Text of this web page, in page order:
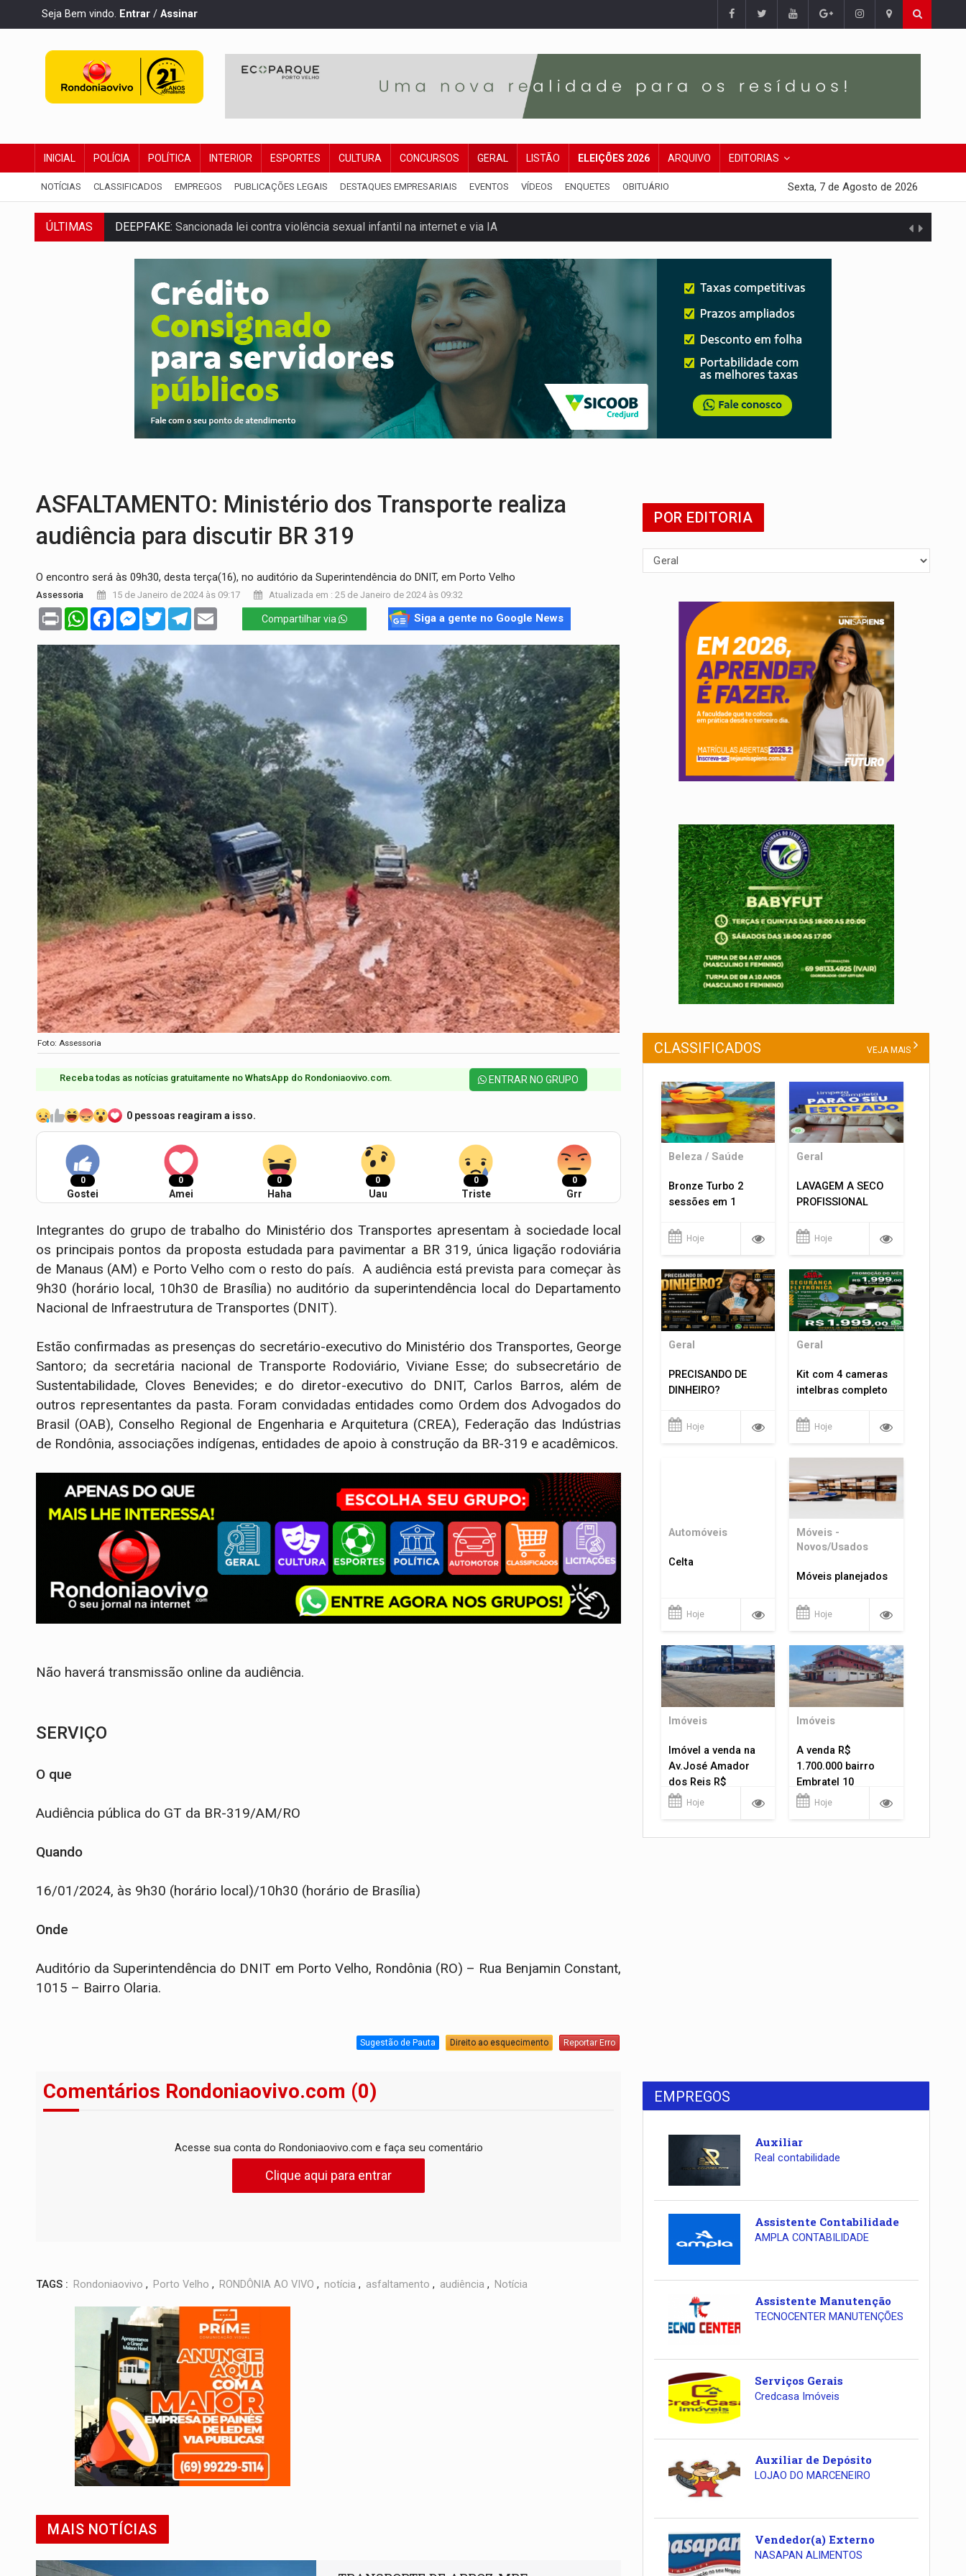
Seja Bem vindo. Entrar / Assinar
INICIAL POLÍCIA POLÍTICA INTERIOR ESPORTES CULTURA CONCURSOS GERAL LISTÃO ELEIÇÕES 2026 ARQUIVO EDITORIAS
NOTÍCIAS CLASSIFICADOS EMPREGOS PUBLICAÇÕES LEGAIS DESTAQUES EMPRESARIAIS EVENTOS VÍDEOS ENQUETES OBITUÁRIO Sexta, 7 de Agosto de 2026
ÚLTIMAS DEEPFAKE: Sancionada lei contra violência sexual infantil na internet e via IA
COLEGIADO:Brasil e Rússia discutem energia nuclear, defesa e ciência em Brasília
URGENTE:Colisão entre caminhão e carro deixa quatro mortos e um em estado grave na BR
ENCONTRO: Amazônia Negra ganha projeção nacional com participação de Marcela Bonfim
PREVISÃO: Porto Velho tem chances de chuvas isoladas nesta sexta-feira (7)
SINDICATOS UNIDOS: Assembleia Geral delibera greve da educação municipal em Porto Velho
PROCESSO SELETIVO:Rondoniaovivo abre oficina de Comunicação com oportunidade de integrar equipe
AGOSTO LILÁS:MPRO lança de portal e promove reflexão sobre trajetória da Lei Maria da Penha
ASFALTAMENTO: Ministério dos Transporte realiza
audiência para discutir BR 319
O encontro será às 09h30, desta terça(16), no auditório da Superintendência do DNIT, em Porto Velho
Assessoria 15 de Janeiro de 2024 às 09:17 Atualizada em : 25 de Janeiro de 2024 às 09:32
Print WhatsAppFacebookMessenger
TwitterTelegram Compartilhar via Siga a gente no Google News
Foto: Assessoria
Receba todas as notícias gratuitamente no WhatsApp do Rondoniaovivo.com.​ ENTRAR NO GRUPO
0 pessoas reagiram a isso.
0
Gostei
0
Amei
0
Haha
0
Uau
0
Triste
0
Grr
Integrantes do grupo de trabalho do Ministério dos Transportes apresentam à sociedade local
os principais pontos da proposta estudada para pavimentar a BR 319, única ligação rodoviária
de Manaus (AM) e Porto Velho com o resto do país. A audiência está prevista para começar às
9h30 (horário local, 10h30 de Brasília) no auditório da superintendência local do Departamento
Nacional de Infraestrutura de Transportes (DNIT).
Estão confirmadas as presenças do secretário-executivo do Ministério dos Transportes, George
Santoro; da secretária nacional de Transporte Rodoviário, Viviane Esse; do subsecretário de
Sustentabilidade, Cloves Benevides; e do diretor-executivo do DNIT, Carlos Barros, além de
outros representantes da pasta. Foram convidadas entidades como Ordem dos Advogados do
Brasil (OAB), Conselho Regional de Engenharia e Arquitetura (CREA), Federação das Indústrias
de Rondônia, associações indígenas, entidades de apoio à construção da BR-319 e acadêmicos.
Não haverá transmissão online da audiência.
SERVIÇO
O que
Audiência pública do GT da BR-319/AM/RO
Quando
16/01/2024, às 9h30 (horário local)/10h30 (horário de Brasília)
Onde
Auditório da Superintendência do DNIT em Porto Velho, Rondônia (RO) – Rua Benjamin Constant,
1015 – Bairro Olaria.
Sugestão de Pauta Direito ao esquecimento Reportar Erro
Comentários Rondoniaovivo.com (0)
Acesse sua conta do Rondoniaovivo.com e faça seu comentário
Clique aqui para entrar
TAGS : Rondoniaovivo , Porto Velho , RONDÔNIA AO VIVO , notícia , asfaltamento , audiência , Notícia
MAIS NOTÍCIAS
POR EDITORIA
CLASSIFICADOS VEJA MAIS
Beleza / Saúde
Bronze Turbo 2
sessões em 1
Hoje
Geral
LAVAGEM A SECO
PROFISSIONAL
Hoje
Geral
PRECISANDO DE
DINHEIRO?
Hoje
Geral
Kit com 4 cameras
intelbras completo
Hoje
Automóveis
Celta
Hoje
Móveis -
Novos/Usados
Móveis planejados
Hoje
Imóveis
Imóvel a venda na
Av.José Amador
dos Reis R$
1.400.000
Hoje
Imóveis
A venda R$
1.700.000 bairro
Embratel 10
apartamentos!
Hoje
EMPREGOS
Auxiliar
Real contabilidade
Assistente Contabilidade
AMPLA CONTABILIDADE
Assistente Manutenção
TECNOCENTER MANUTENÇÕES
Serviços Gerais
Credcasa Imóveis
Auxiliar de Depósito
LOJAO DO MARCENEIRO
Vendedor(a) Externo
NASAPAN ALIMENTOS